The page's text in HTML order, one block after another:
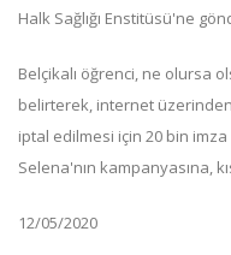
Halk Sağlığı Enstitüsü'ne
Belçikalı öğrenci, ne olursa
belirterek, internet üzerinden
iptal edilmesi için 20 bin
Selena'nın kampanyasına,
12/05/2020